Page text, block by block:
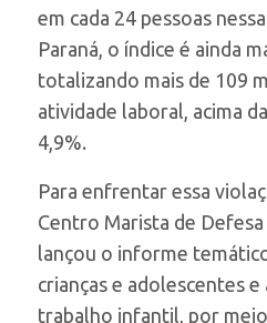
em cada 24 pessoas
Paraná, o índice é ainda
totalizando mais de 109
atividade laboral, acima
4,9%.
Para enfrentar essa
Centro Marista de Defesa
lançou o informe
crianças e adolescentes e
trabalho infantil, por